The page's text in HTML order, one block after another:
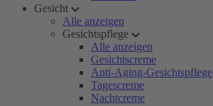
Gesicht
Alle anzeigen
Gesichtspflege
Alle anzeigen
Gesichtscreme
Anti-Aging-Gesichtspflege
Tagescreme
Nachtcreme